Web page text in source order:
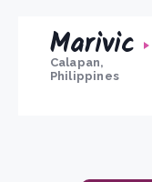
Marivic
Calapan,
Philippines